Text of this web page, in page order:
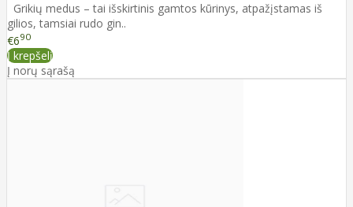
Grikių medus – tai išskirtinis gamtos kūrinys, atpažįstamas iš
gilios, tamsiai rudo gin..
€690
Į krepšelį
Į norų sąrašą